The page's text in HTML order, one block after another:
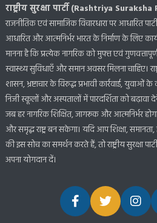
राष्ट्रीय सुरक्षा पार्टी (Rashtriya
राजनीतिक एवं सामाजिक विचारधारा पर आधारित
आधारित और आत्मनिर्भर भारत के निर्माण के लिए
मानना है कि प्रत्येक नागरिक को मुफ्त एवं
स्वास्थ्य सुविधाएँ और समान अवसर मिलना चाहिए।
शासन, भ्रष्टाचार के विरुद्ध प्रभावी कार्रवाई,
निजी स्कूलों और अस्पतालों में पारदर्शिता को बढ़ावा
जब हर नागरिक शिक्षित, जागरूक और आत्मनिर्भर
और समृद्ध राष्ट्र बन सकेगा। यदि आप शिक्षा,
की इस सोच का समर्थन करते हैं, तो राष्ट्रीय सुरक्षा
अपना योगदान दें।